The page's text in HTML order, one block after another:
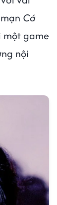
Cá
một game
nội